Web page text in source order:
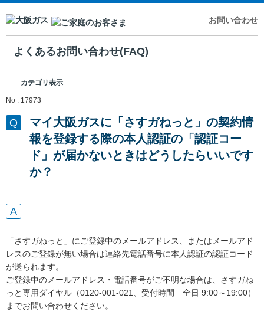
お問い合わせ
よくあるお問い合わせ(FAQ)
カテゴリ表示
No : 17973
マイ大阪ガスに「さすガねっと」の契約情
報を登録する際の本人認証の「認証コー
ド」が届かないときはどうしたらいいです
か？
「さすガねっと」にご登録中のメールアドレス、またはメールアド
レスのご登録が無い場合は連絡先電話番号に本人認証の認証コード
が送られます。
ご登録中のメールアドレス・電話番号がご不明な場合は、さすガね
っと専用ダイヤル（0120-001-021、受付時間 全日 9:00～19:00）
までお問い合わせください。